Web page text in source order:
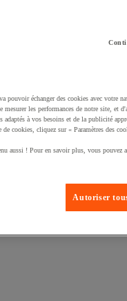
échanger des cookies avec votre
les performances de notre site, et
adaptés à vos besoins et de la publicité
cookies, cliquez sur « Paramètres des
aussi ! Pour en savoir plus, vous pouvez
Autoriser